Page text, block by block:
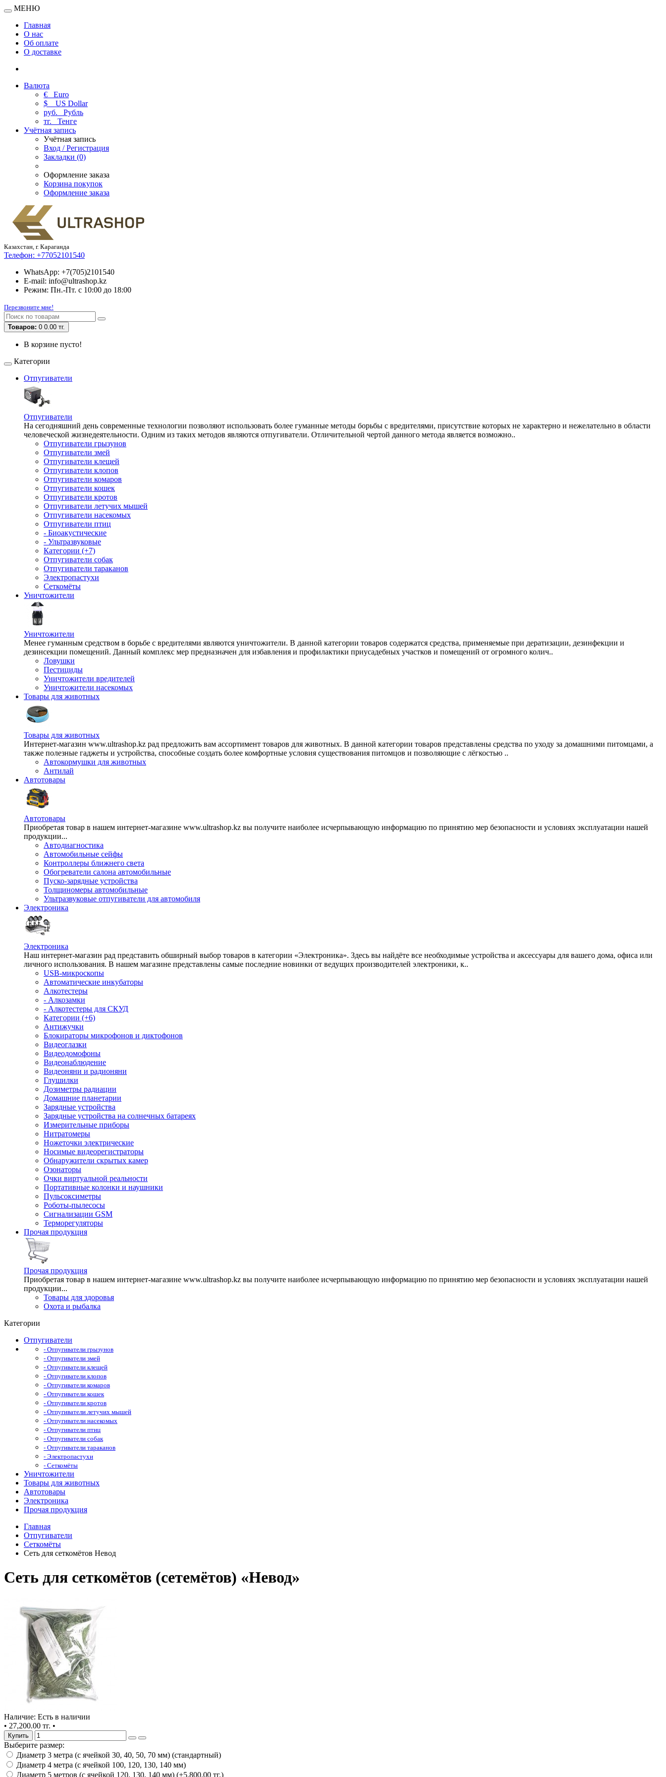
МЕНЮ
Главная
О нас
Об оплате
О доставке
Валюта
€ Euro
$
US Dollar
руб. Рубль
тг. Тенге
Учётная запись
Учётная запись
Вход / Регистрация
Закладки (0)
Оформление заказа
Корзина покупок
Оформление заказа
Казахстан, г. Караганда
Телефон: +77052101540
WhatsApp: +7(705)2101540
E-mail: info@ultrashop.kz
Режим: Пн.-Пт. с 10:00 до 18:00
Перезвоните мне!
Товаров: 0 0.00 тг.
В корзине пусто!
Категории
Отпугиватели
Отпугиватели
На сегодняшний день современные технологии позволяют использовать более гуманные методы борьбы с вредителями, присутствие которых не характерно и нежелательно в области
человеческой жизнедеятельности. Одним из таких методов являются отпугиватели. Отличительной чертой данного метода является возможно..
Отпугиватели грызунов
Отпугиватели змей
Отпугиватели клещей
Отпугиватели клопов
Отпугиватели комаров
Отпугиватели кошек
Отпугиватели кротов
Отпугиватели летучих мышей
Отпугиватели насекомых
Отпугиватели птиц
- Биоакустические
- Ультразвуковые
Категории (+7)
Отпугиватели собак
Отпугиватели тараканов
Электропастухи
Сеткомёты
Уничтожители
Уничтожители
Менее гуманным средством в борьбе с вредителями являются уничтожители. В данной категории товаров содержатся средства, применяемые при дератизации, дезинфекции и
дезинсекции помещений. Данный комплекс мер предназначен для избавления и профилактики приусадебных участков и помещений от огромного колич..
Ловушки
Пестициды
Уничтожители вредителей
Уничтожители насекомых
Товары для животных
Товары для животных
Интернет-магазин www.ultrashop.kz рад предложить вам ассортимент товаров для животных. В данной категории товаров представлены средства по уходу за домашними питомцами, а
также полезные гаджеты и устройства, способные создать более комфортные условия существования питомцов и позволяющие с лёгкостью ..
Автокормушки для животных
Антилай
Автотовары
Автотовары
Приобретая товар в нашем интернет-магазине www.ultrashop.kz вы получите наиболее исчерпывающую информацию по принятию мер безопасности и условиях эксплуатации нашей
продукции...
Автодиагностика
Автомобильные сейфы
Контроллеры ближнего света
Обогреватели салона автомобильные
Пуско-зарядные устройства
Толщиномеры автомобильные
Ультразвуковые отпугиватели для автомобиля
Электроника
Электроника
Наш интернет-магазин рад представить обширный выбор товаров в категории «Электроника». Здесь вы найдёте все необходимые устройства и аксессуары для вашего дома, офиса или
личного использования. В нашем магазине представлены самые последние новинки от ведущих производителей электроники, к..
USB-микроскопы
Автоматические инкубаторы
Алкотестеры
- Алкозамки
- Алкотестеры для СКУД
Категории (+6)
Антижучки
Блокираторы микрофонов и диктофонов
Видеоглазки
Видеодомофоны
Видеонаблюдение
Видеоняни и радионяни
Глушилки
Дозиметры радиации
Домашние планетарии
Зарядные устройства
Зарядные устройства на солнечных батареях
Измерительные приборы
Нитратомеры
Ножеточки электрические
Носимые видеорегистраторы
Обнаружители скрытых камер
Озонаторы
Очки виртуальной реальности
Портативные колонки и наушники
Пульсоксиметры
Роботы-пылесосы
Сигнализации GSM
Терморегуляторы
Прочая продукция
Прочая продукция
Приобретая товар в нашем интернет-магазине www.ultrashop.kz вы получите наиболее исчерпывающую информацию по принятию мер безопасности и условиях эксплуатации нашей
продукции...
Товары для здоровья
Охота и рыбалка
Категории
Отпугиватели
- Отпугиватели грызунов
- Отпугиватели змей
- Отпугиватели клещей
- Отпугиватели клопов
- Отпугиватели комаров
- Отпугиватели кошек
- Отпугиватели кротов
- Отпугиватели летучих мышей
- Отпугиватели насекомых
- Отпугиватели птиц
- Отпугиватели собак
- Отпугиватели тараканов
- Электропастухи
- Сеткомёты
Уничтожители
Товары для животных
Автотовары
Электроника
Прочая продукция
Главная
Отпугиватели
Сеткомёты
Сеть для сеткомётов Невод
Сеть для сеткомётов (сетемётов) «Невод»
Наличие: Есть в наличии
• 27,200.00 тг. •
Купить
Выберите размер:
Диаметр 3 метра (с ячейкой 30, 40, 50, 70 мм) (стандартный)
Диаметр 4 метра (с ячейкой 100, 120, 130, 140 мм)
Диаметр 5 метров (с ячейкой 120, 130, 140 мм) (+5,800.00 тг.)